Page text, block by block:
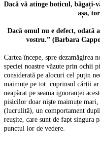
Dacă vă atinge boticul, băgați-
așa,
Dacă omul nu e defect, odată
vostru.” (Barbara
Cartea începe, spre dezamăgirea
speciei noastre văzute prin ochii
considerată pe alocuri cel puțin
maimuțe pe tot cuprinsul cărții
neapărat pe seama ignoranței
pisicilor doar niște maimuțe mari,
(lucrulită), un comportament
reușite, care sunt de fapt singura
punctul lor de vedere.